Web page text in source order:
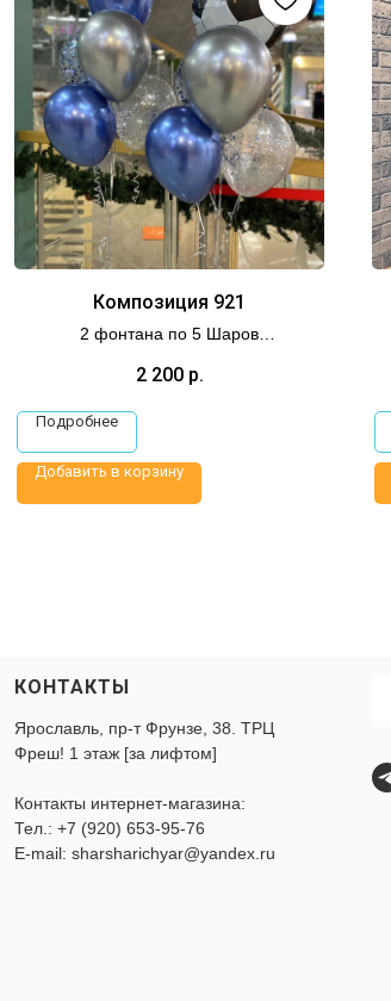
Композиция 921
2 фонтана по 5 Шаров
2 200 р.
Подробнее
Добавить в корзину
КОНТАКТЫ
Ярославль, пр-т Фрунзе, 38. ТРЦ
Фреш! 1 этаж [за лифтом]
Контакты интернет-магазина:
Тел.: +7 (920) 653-95-76
E-mail: sharsharichyar@yandex.ru